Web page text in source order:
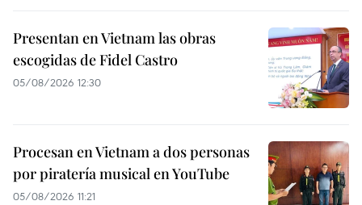
Presentan en Vietnam las obras
escogidas de Fidel Castro
05/08/2026 12:30
Procesan en Vietnam a dos personas
por piratería musical en YouTube
05/08/2026 11:21